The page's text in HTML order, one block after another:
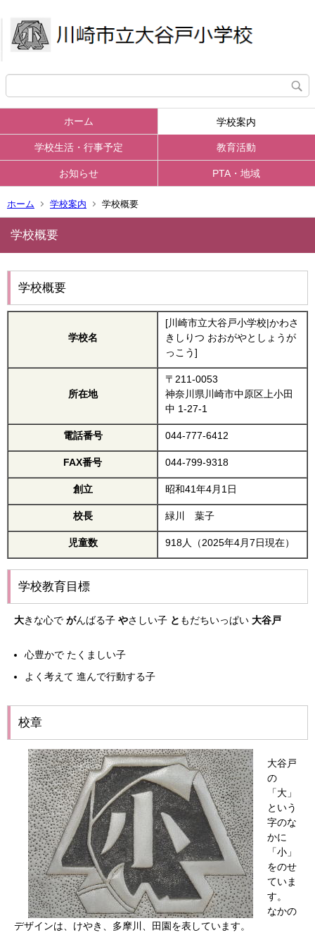
ホーム 学校案内
学校生活・行事予定 教育活動
お知らせ PTA・地域
ホーム 学校案内 学校概要
学校概要
学校概要
学校名
[川崎市立大谷戸小学校|かわさ
きしりつ おおがやとしょうが
っこう]
所在地
〒211-0053
神奈川県川崎市中原区上小田
中 1-27-1
電話番号 044-777-6412
FAX番号 044-799-9318
創立 昭和41年4月1日
校長 緑川 葉子
児童数 918人（2025年4月7日現在）
学校教育目標
大きな心で がんばる子 やさしい子 と もだちいっぱい 大谷戸
心豊かで たくましい子
よく考えて 進んで行動する子
校章
大谷戸
の
「大」
という
字のな
かに
「小」
をのせ
ていま
す。
なかの
デザインは、けやき、多摩川、田園を表しています。